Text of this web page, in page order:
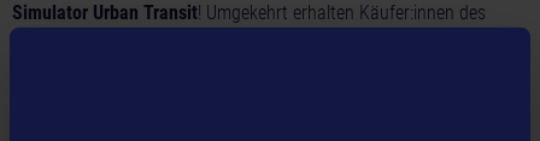
Simulator Urban Transit! Umgekehrt erhalten Käufer:innen des